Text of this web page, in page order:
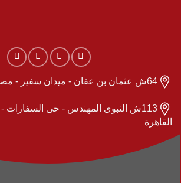
64ش عثمان بن عفان - ميدان سفير - مصر الجديدة - القاهرة
113ش النبوى المهندس - حى السفارات
القاهرة